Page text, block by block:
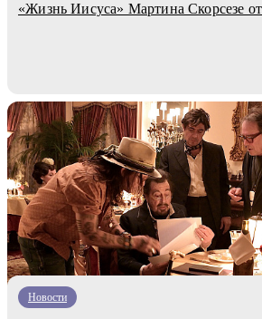
«Жизнь Иисуса» Мартина Скорсезе
Новости